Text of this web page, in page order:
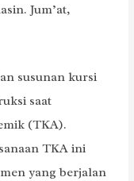
Jum’at,
susunan kursi
saat
(TKA).
TKA ini
yang berjalan